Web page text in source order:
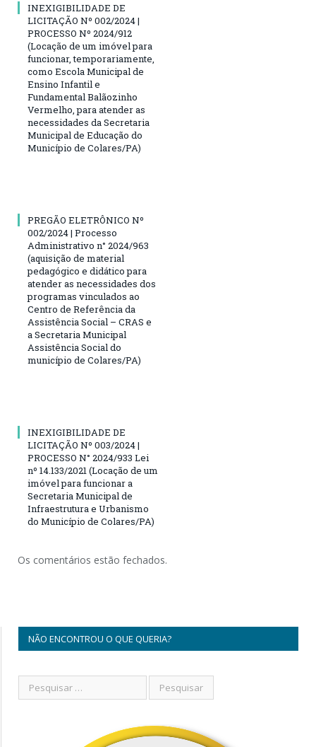
INEXIGIBILIDADE DE
LICITAÇÃO Nº 002/2024 |
PROCESSO Nº 2024/912
(Locação de um imóvel para
funcionar, temporariamente,
como Escola Municipal de
Ensino Infantil e
Fundamental Balãozinho
Vermelho, para atender as
necessidades da Secretaria
Municipal de Educação do
Município de Colares/PA)
PREGÃO ELETRÔNICO Nº
002/2024 | Processo
Administrativo n° 2024/963
(aquisição de material
pedagógico e didático para
atender as necessidades dos
programas vinculados ao
Centro de Referência da
Assistência Social – CRAS e
a Secretaria Municipal
Assistência Social do
município de Colares/PA)
INEXIGIBILIDADE DE
LICITAÇÃO Nº 003/2024 |
PROCESSO N° 2024/933 Lei
nº 14.133/2021 (Locação de um
imóvel para funcionar a
Secretaria Municipal de
Infraestrutura e Urbanismo
do Município de Colares/PA)
Os comentários estão fechados.
NÃO ENCONTROU O QUE QUERIA?